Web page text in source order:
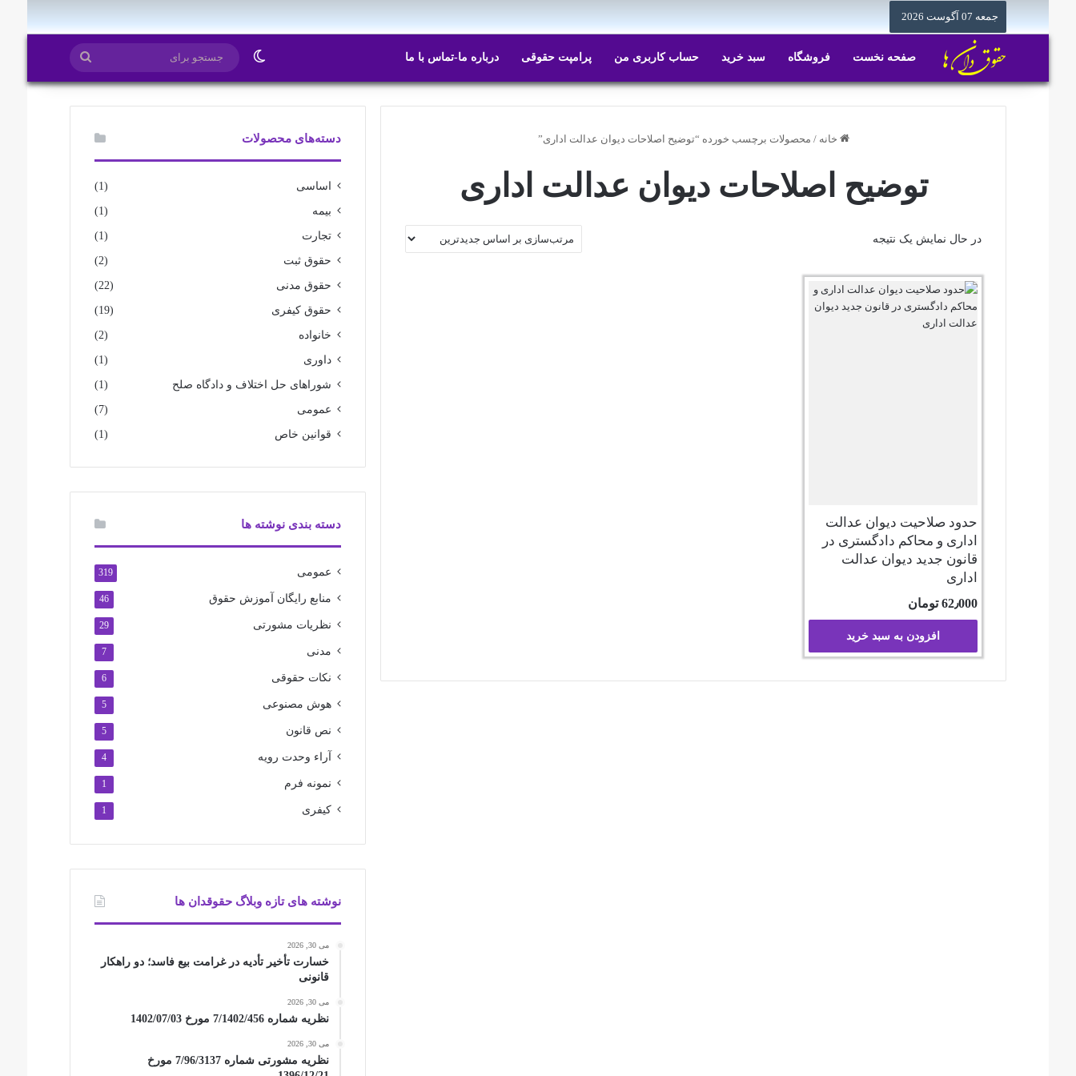
جمعه 07 آگوست 2026
صفحه نخست فروشگاه سبد خرید حساب کاربری من پرامپت حقوقی درباره ما-تماس با ما تغییر پوسته جستجو
برای
خانه / محصولات برچسب خورده “توضیح اصلاحات دیوان عدالت اداری”
توضیح اصلاحات دیوان عدالت اداری
در حال نمایش یک نتیجه
حدود صلاحیت دیوان عدالت
اداری و محاکم دادگستری در
قانون جدید دیوان عدالت
اداری
62٫000 تومان
افزودن به سبد خرید
دسته‌های محصولات
اساسی (1)
بیمه (1)
تجارت (1)
حقوق ثبت (2)
حقوق مدنی (22)
حقوق کیفری (19)
خانواده (2)
داوری (1)
شوراهای حل اختلاف و دادگاه صلح (1)
عمومی (7)
قوانین خاص (1)
دسته بندی نوشته ها
عمومی 319
منابع رایگان آموزش حقوق 46
نظریات مشورتی 29
مدنی 7
نکات حقوقی 6
هوش مصنوعی 5
نص قانون 5
آراء وحدت رویه 4
نمونه فرم 1
کیفری 1
نوشته های تازه وبلاگ حقوقدان ها
می 30, 2026
خسارت تأخیر تأدیه در غرامت بیع فاسد؛ دو راهکار
قانونی
می 30, 2026
نظریه شماره 7/1402/456 مورخ 1402/07/03
می 30, 2026
نظریه مشورتی شماره 7/96/3137 مورخ